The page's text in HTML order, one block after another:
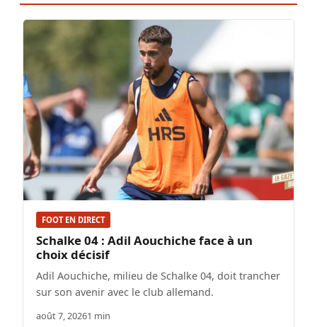
FOOT EN DIRECT
Schalke 04 : Adil Aouchiche face à un
choix décisif
Adil Aouchiche, milieu de Schalke 04, doit trancher
sur son avenir avec le club allemand.
août 7, 20261 min